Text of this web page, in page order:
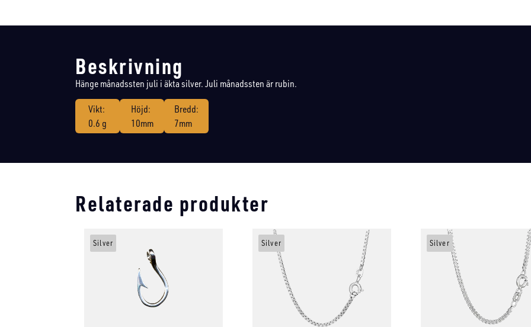
Beskrivning
Hänge månadssten juli i äkta silver. Juli månadssten är rubin.
Vikt:
0.6 g
Höjd:
10mm
Bredd:
7mm
Relaterade produkter
Silver Silver Silver